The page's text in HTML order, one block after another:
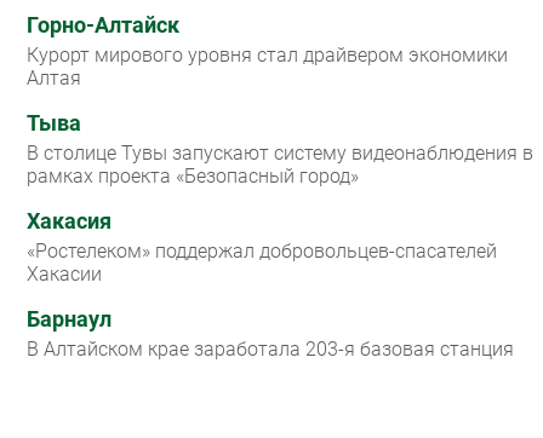
Горно-Алтайск
Курорт мирового уровня стал драйвером экономики
Алтая
Тыва
В столице Тувы запускают систему видеонаблюдения в
рамках проекта «Безопасный город»
Хакасия
«Ростелеком» поддержал добровольцев-спасателей
Хакасии
Барнаул
В Алтайском крае заработала 203-я базовая станция